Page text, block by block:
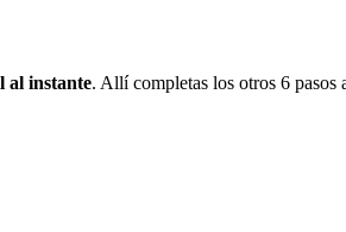
al instante. Allí completas los otros 6